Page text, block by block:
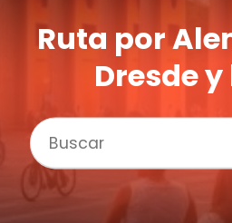
Ruta por
Dresde